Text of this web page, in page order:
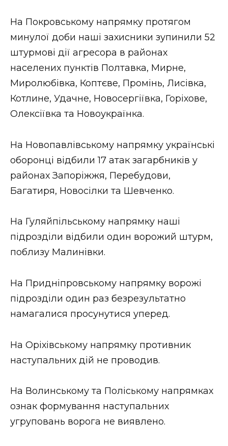
На Покровському напрямку протягом
минулої доби наші захисники зупинили 52
штурмові дії агресора в районах
населених пунктів Полтавка, Мирне,
Миролюбівка, Коптєве, Промінь, Лисівка,
Котлине, Удачне, Новосергіївка, Горіхове,
Олексіївка та Новоукраїнка.
На Новопавлівському напрямку українські
оборонці відбили 17 атак загарбників у
районах Запоріжжя, Перебудови,
Багатиря, Новосілки та Шевченко.
На Гуляйпільському напрямку наші
підрозділи відбили один ворожий штурм,
поблизу Малинівки.
На Придніпровському напрямку ворожі
підрозділи один раз безрезультатно
намагалися просунутися уперед.
На Оріхівському напрямку противник
наступальних дій не проводив.
На Волинському та Поліському напрямках
ознак формування наступальних
угруповань ворога не виявлено.